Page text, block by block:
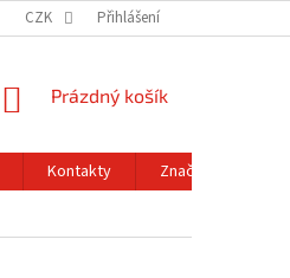
OBCHODNÍ PODMÍNKY
CZK Přihlášení
NÁKUPNÍ
Prázdný košík
Kontakty
Značky